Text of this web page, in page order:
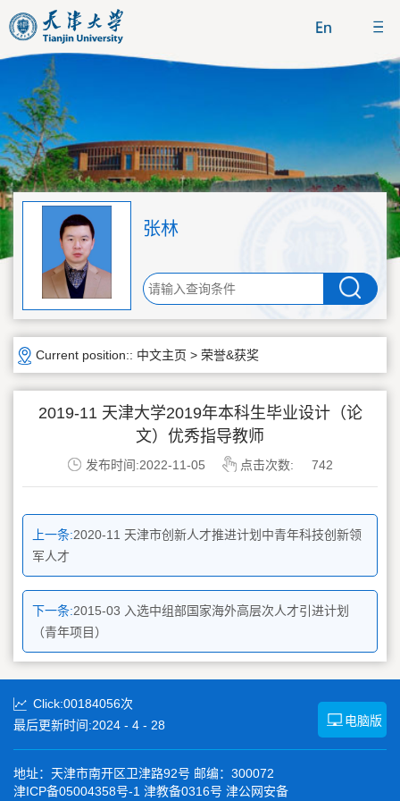
张林
Current position:: 中文主页 > 荣誉&获奖
2019-11 天津大学2019年本科生毕业设计（论
文）优秀指导教师
发布时间:2022-11-05 点击次数: 742
上一条:2020-11 天津市创新人才推进计划中青年科技创新领
军人才
下一条:2015-03 入选中组部国家海外高层次人才引进计划
（青年项目）
Click:00184056次
最后更新时间:2024 - 4 - 28 电脑版
地址：天津市南开区卫津路92号 邮编：300072
津ICP备05004358号-1 津教备0316号 津公网安备